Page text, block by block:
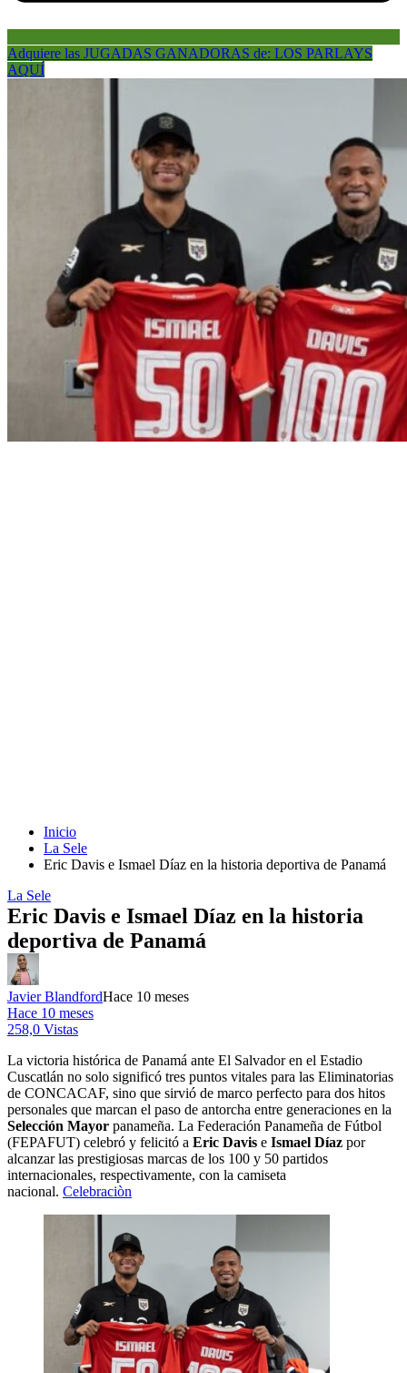
Adquiere las JUGADAS GANADORAS de: LOS PARLAYS
AQUÍ
Inicio
La Sele
Eric Davis e Ismael Díaz en la historia deportiva de Panamá
La Sele
Eric Davis e Ismael Díaz en la historia
deportiva de Panamá
Javier BlandfordHace 10 meses
Hace 10 meses
258,0 Vistas
La victoria histórica de Panamá ante El Salvador en el Estadio
Cuscatlán no solo significó tres puntos vitales para las Eliminatorias
de CONCACAF, sino que sirvió de marco perfecto para dos hitos
personales que marcan el paso de antorcha entre generaciones en la
Selección Mayor panameña. La Federación Panameña de Fútbol
(FEPAFUT) celebró y felicitó a Eric Davis e Ismael Díaz por
alcanzar las prestigiosas marcas de los 100 y 50 partidos
internacionales, respectivamente, con la camiseta
nacional. Celebraciòn